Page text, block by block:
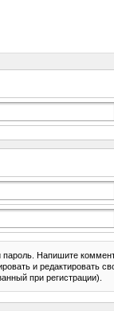
пароль. Напишите
и редактировать
при регистрации).